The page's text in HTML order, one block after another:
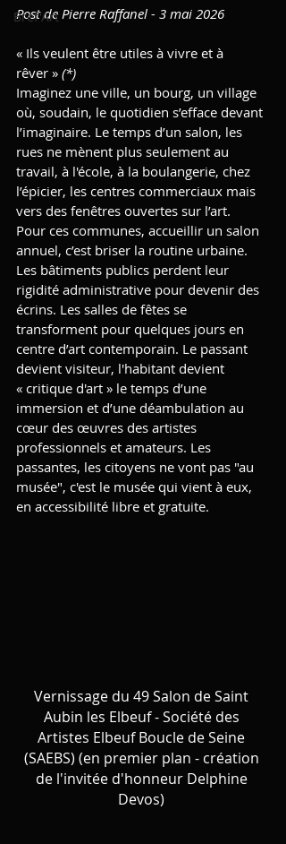
Bref'Art
Post de Pierre Raffanel - 3 mai 2026
« Ils veulent être utiles à vivre et à
rêver » (*)
Imaginez une ville, un bourg, un village
où, soudain, le quotidien s’efface devant
l’imaginaire. Le temps d’un salon, les
rues ne mènent plus seulement au
travail, à l'école, à la boulangerie, chez
l’épicier, les centres commerciaux mais
vers des fenêtres ouvertes sur l’art.
Pour ces communes, accueillir un salon
annuel, c’est briser la routine urbaine.
Les bâtiments publics perdent leur
rigidité administrative pour devenir des
écrins. Les salles de fêtes se
transforment pour quelques jours en
centre d’art contemporain. Le passant
devient visiteur, l'habitant devient
« critique d'art » le temps d’une
immersion et d’une déambulation au
cœur des œuvres des artistes
professionnels et amateurs. Les
passantes, les citoyens ne vont pas "au
musée", c'est le musée qui vient à eux,
en accessibilité libre et gratuite.
Vernissage du 49 Salon de Saint
Aubin les Elbeuf - Société des
Artistes Elbeuf Boucle de Seine
(SAEBS) (en premier plan - création
de l'invitée d'honneur Delphine
Devos)